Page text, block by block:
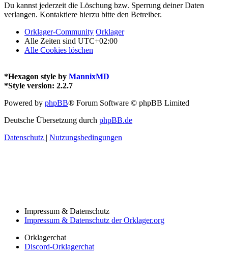
Du kannst jederzeit die Löschung bzw. Sperrung deiner Daten
verlangen. Kontaktiere hierzu bitte den Betreiber.
Orklager-Community Orklager
Alle Zeiten sind UTC+02:00
Alle Cookies löschen
*Hexagon style by MannixMD
*Style version: 2.2.7
Powered by phpBB® Forum Software © phpBB Limited
Deutsche Übersetzung durch phpBB.de
Datenschutz | Nutzungsbedingungen
Impressum & Datenschutz
Impressum & Datenschutz der Orklager.org
Orklagerchat
Discord-Orklagerchat